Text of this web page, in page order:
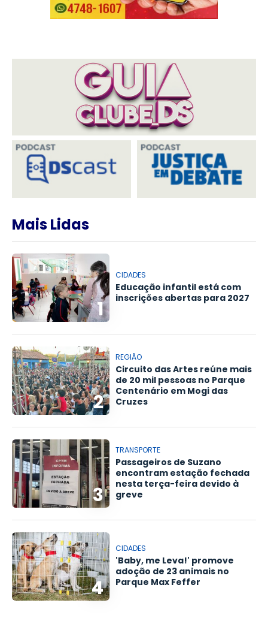
Mais Lidas
1
CIDADES
Educação infantil está com
inscrições abertas para 2027
2
REGIÃO
Circuito das Artes reúne mais
de 20 mil pessoas no Parque
Centenário em Mogi das
Cruzes
3
TRANSPORTE
Passageiros de Suzano
encontram estação fechada
nesta terça-feira devido à
greve
4
CIDADES
'Baby, me Leva!' promove
adoção de 23 animais no
Parque Max Feffer